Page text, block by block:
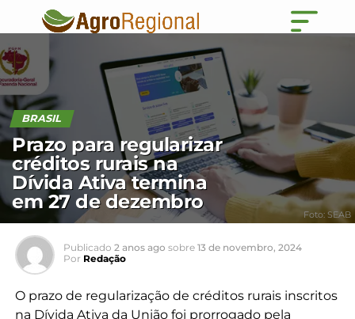
BRASIL
Prazo para regularizar
créditos rurais na
Dívida Ativa termina
em 27 de dezembro
Foto: SEAB
Publicado 2 anos ago sobre 13 de novembro, 2024
Por Redação
O prazo de regularização de créditos rurais inscritos
na Dívida Ativa da União foi prorrogado pela